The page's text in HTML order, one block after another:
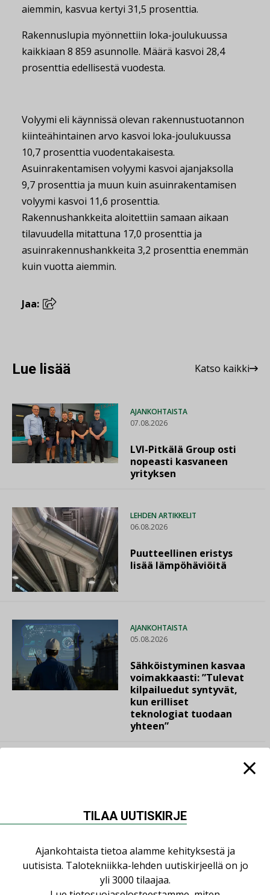
aiemmin, kasvua kertyi 31,5 prosenttia.
Rakennuslupia myönnettiin loka-joulukuussa
kaikkiaan 8 859 asunnolle. Määrä kasvoi 28,4
prosenttia edellisestä vuodesta.
Volyymi eli käynnissä olevan rakennustuotannon
kiinteähintainen arvo kasvoi loka-joulukuussa
10,7 prosenttia vuodentakaisesta.
Asuinrakentamisen volyymi kasvoi ajanjaksolla
9,7 prosenttia ja muun kuin asuinrakentamisen
volyymi kasvoi 11,6 prosenttia.
Rakennushankkeita aloitettiin samaan aikaan
tilavuudella mitattuna 17,0 prosenttia ja
asuinrakennushankkeita 3,2 prosenttia enemmän
kuin vuotta aiemmin.
Jaa:
Lue lisää Katso kaikki
AJANKOHTAISTA
07.08.2026
LVI-Pitkälä Group osti
nopeasti kasvaneen
yrityksen
LEHDEN ARTIKKELIT
06.08.2026
Puutteellinen eristys
lisää lämpöhäviöitä
AJANKOHTAISTA
05.08.2026
Sähköistyminen kasvaa
voimakkaasti: ”Tulevat
kilpailuedut syntyvät,
kun erilliset
teknologiat tuodaan
yhteen”
LUETUIMMAT UUTISET
Datakeskusurakointi on tekniikkalaji
LEHDEN ARTIKKELIT
TILAA UUTISKIRJE
Ajankohtaista tietoa alamme kehityksestä ja
uutisista. Talotekniikka-lehden uutiskirjeellä on jo
yli 3000 tilaajaa.